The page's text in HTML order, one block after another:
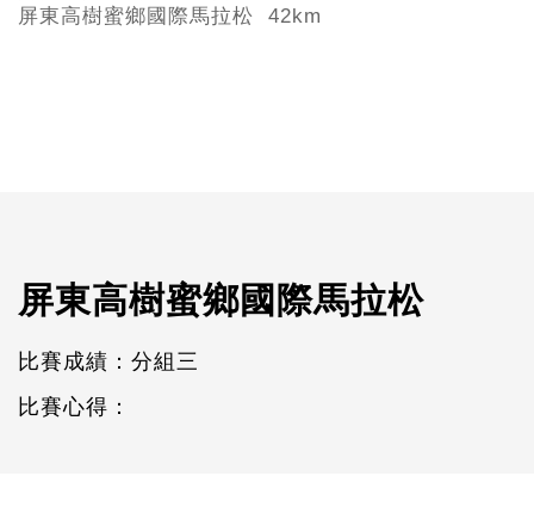
屏東高樹蜜鄉國際馬拉松 42km
屏東高樹蜜鄉國際馬拉松
比賽成績：分組三
比賽心得：